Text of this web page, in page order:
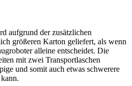
aufgrund der zusätzlichen
größeren Karton geliefert, als wenn
alleine entscheidet. Die
mit zwei Transportlaschen
und somit auch etwas schwerere
kann.